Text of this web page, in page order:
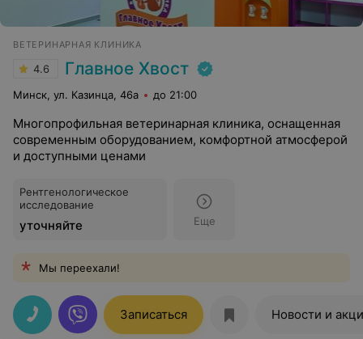
ВЕТЕРИНАРНАЯ КЛИНИКА
4.6 Главное Хвост
Минск, ул. Казинца, 46а до 21:00
Многопрофильная ветеринарная клиника, оснащенная
современным оборудованием, комфортной атмосферой
и доступными ценами
Рентгенологическое
исследование
уточняйте Еще
Мы переехали!
Записаться Новости и